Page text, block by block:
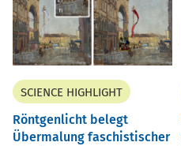
SCIENCE HIGHLIGHT
Röntgenlicht belegt
Übermalung faschistischer